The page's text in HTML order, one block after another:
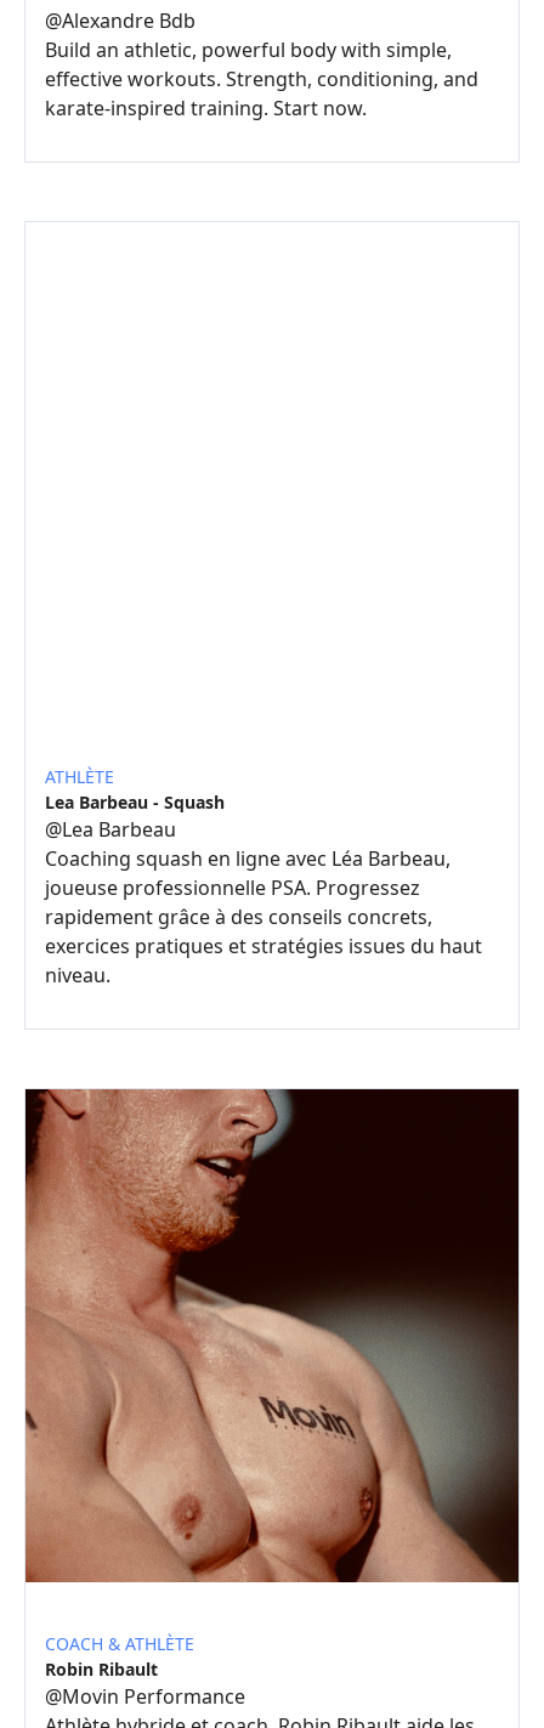
@Alexandre Bdb
Build an athletic, powerful body with simple,
effective workouts. Strength, conditioning, and
karate-inspired training. Start now.
ATHLÈTE
Lea Barbeau - Squash
@Lea Barbeau
Coaching squash en ligne avec Léa Barbeau,
joueuse professionnelle PSA. Progressez
rapidement grâce à des conseils concrets,
exercices pratiques et stratégies issues du haut
niveau.
COACH & ATHLÈTE
Robin Ribault
@Movin Performance